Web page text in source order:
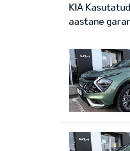
KIA
aastane